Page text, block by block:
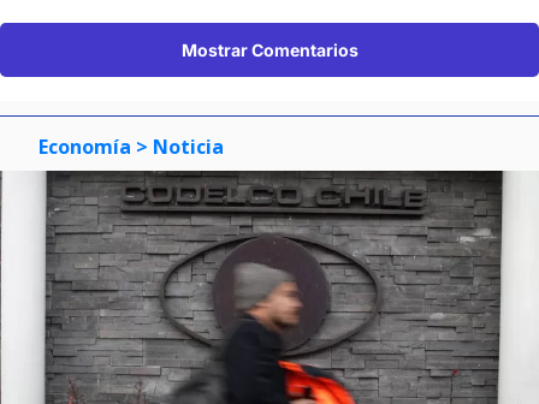
Mostrar Comentarios
Economía > Noticia